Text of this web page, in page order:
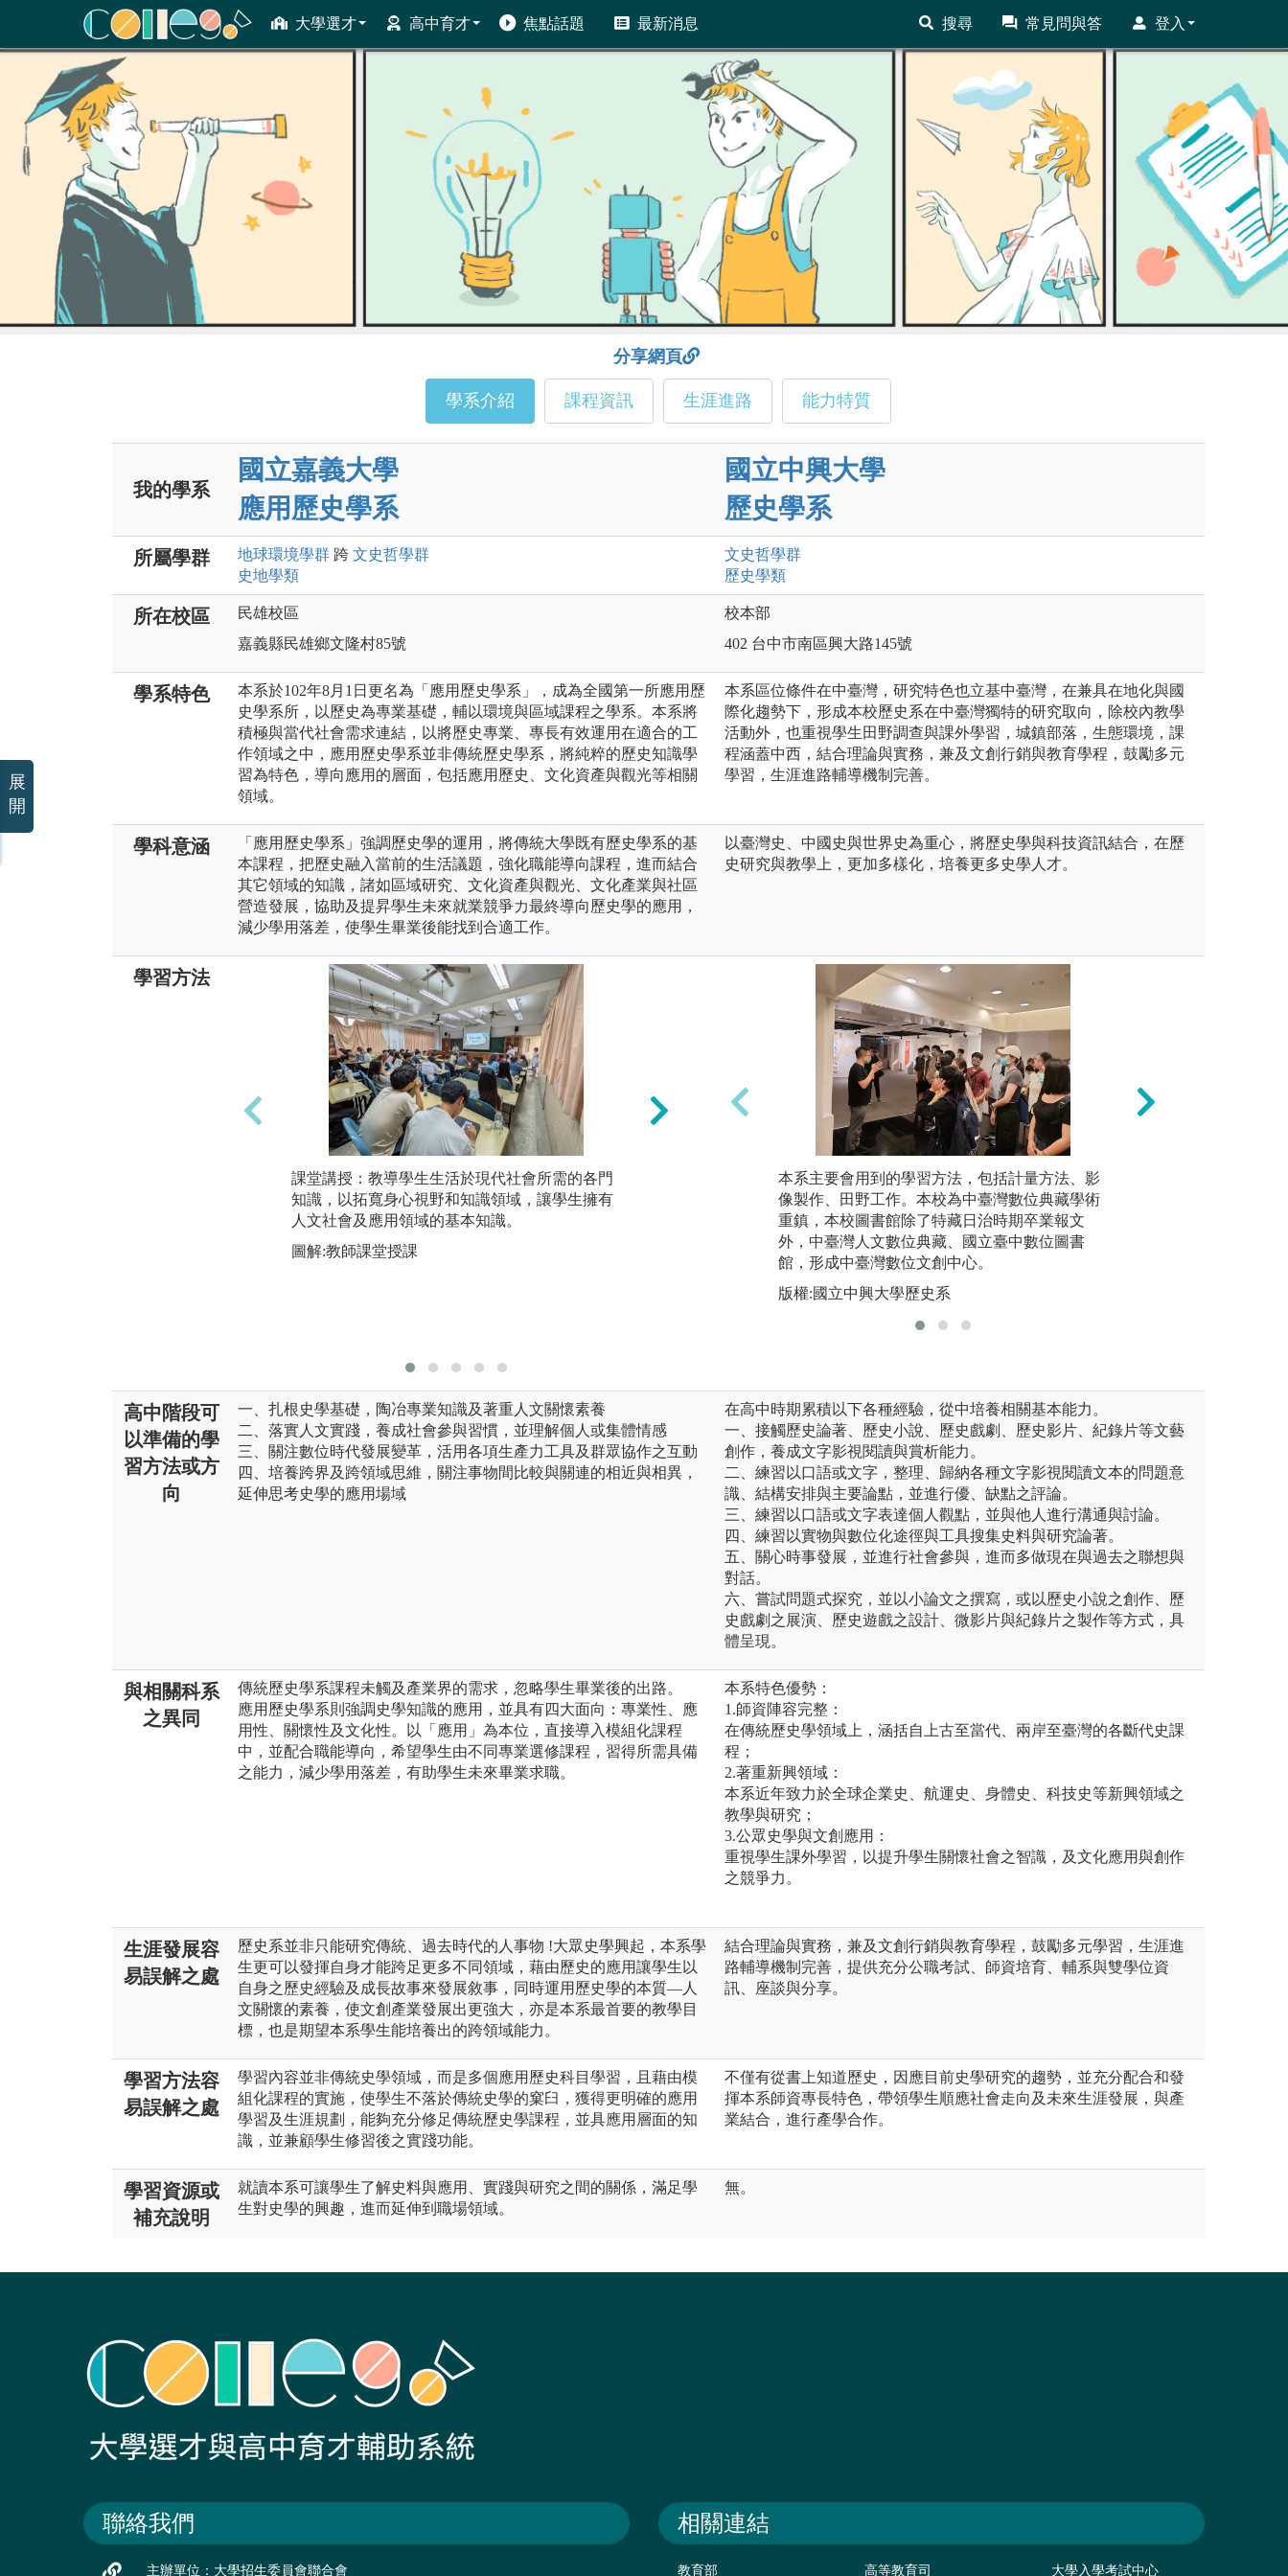
大學選才 高中育才 焦點話題 最新消息 搜尋 常見問與答 登入
ColleGo! 大學選才與高中育才輔助系統
分享網頁
學系介紹 課程資訊 生涯進路 能力特質
我的學系
國立嘉義大學
應用歷史學系
國立中興大學
歷史學系
所屬學群 地球環境學群 跨 文史哲學群
史地學類
文史哲學群
歷史學類
所在校區
民雄校區
嘉義縣民雄鄉文隆村85號
校本部
402 台中市南區興大路145號
學系特色
本系於102年8月1日更名為「應用歷史學系」，成為全國第一所應用歷
史學系所，以歷史為專業基礎，輔以環境與區域課程之學系。本系將
積極與當代社會需求連結，以將歷史專業、專長有效運用在適合的工
作領域之中，應用歷史學系並非傳統歷史學系，將純粹的歷史知識學
習為特色，導向應用的層面，包括應用歷史、文化資產與觀光等相關
領域。
本系區位條件在中臺灣，研究特色也立基中臺灣，在兼具在地化與國
際化趨勢下，形成本校歷史系在中臺灣獨特的研究取向，除校內教學
活動外，也重視學生田野調查與課外學習，城鎮部落，生態環境，課
程涵蓋中西，結合理論與實務，兼及文創行銷與教育學程，鼓勵多元
學習，生涯進路輔導機制完善。
學科意涵
「應用歷史學系」強調歷史學的運用，將傳統大學既有歷史學系的基
本課程，把歷史融入當前的生活議題，強化職能導向課程，進而結合
其它領域的知識，諸如區域研究、文化資產與觀光、文化產業與社區
營造發展，協助及提昇學生未來就業競爭力最終導向歷史學的應用，
減少學用落差，使學生畢業後能找到合適工作。
以臺灣史、中國史與世界史為重心，將歷史學與科技資訊結合，在歷
史研究與教學上，更加多樣化，培養更多史學人才。
學習方法
課堂講授：教導學生生活於現代社會所需的各門
知識，以拓寬身心視野和知識領域，讓學生擁有
人文社會及應用領域的基本知識。
圖解:教師課堂授課
野外實察：厚植基本的專業能力與人文素養，藉
由野外實察培養史學的基本能力及實踐工作，並
讓學生主動投入，具備田野調查能力。
圖解:環境生態學野外實察
本系主要會用到的學習方法，包括計量方法、影
像製作、田野工作。本校為中臺灣數位典藏學術
重鎮，本校圖書館除了特藏日治時期卒業報文
外，中臺灣人文數位典藏、國立臺中數位圖書
館，形成中臺灣數位文創中心。
版權:國立中興大學歷史系
高中階段可
以準備的學
習方法或方
向
一、扎根史學基礎，陶冶專業知識及著重人文關懷素養
二、落實人文實踐，養成社會參與習慣，並理解個人或集體情感
三、關注數位時代發展變革，活用各項生產力工具及群眾協作之互動
四、培養跨界及跨領域思維，關注事物間比較與關連的相近與相異，
延伸思考史學的應用場域
在高中時期累積以下各種經驗，從中培養相關基本能力。
一、接觸歷史論著、歷史小說、歷史戲劇、歷史影片、紀錄片等文藝
創作，養成文字影視閱讀與賞析能力。
二、練習以口語或文字，整理、歸納各種文字影視閱讀文本的問題意
識、結構安排與主要論點，並進行優、缺點之評論。
三、練習以口語或文字表達個人觀點，並與他人進行溝通與討論。
四、練習以實物與數位化途徑與工具搜集史料與研究論著。
五、關心時事發展，並進行社會參與，進而多做現在與過去之聯想與
對話。
六、嘗試問題式探究，並以小論文之撰寫，或以歷史小說之創作、歷
史戲劇之展演、歷史遊戲之設計、微影片與紀錄片之製作等方式，具
體呈現。
與相關科系
之異同
傳統歷史學系課程未觸及產業界的需求，忽略學生畢業後的出路。
應用歷史學系則強調史學知識的應用，並具有四大面向：專業性、應
用性、關懷性及文化性。以「應用」為本位，直接導入模組化課程
中，並配合職能導向，希望學生由不同專業選修課程，習得所需具備
之能力，減少學用落差，有助學生未來畢業求職。
本系特色優勢：
1.師資陣容完整：
在傳統歷史學領域上，涵括自上古至當代、兩岸至臺灣的各斷代史課
程；
2.著重新興領域：
本系近年致力於全球企業史、航運史、身體史、科技史等新興領域之
教學與研究；
3.公眾史學與文創應用：
重視學生課外學習，以提升學生關懷社會之智識，及文化應用與創作
之競爭力。
生涯發展容
易誤解之處
歷史系並非只能研究傳統、過去時代的人事物 !大眾史學興起，本系學
生更可以發揮自身才能跨足更多不同領域，藉由歷史的應用讓學生以
自身之歷史經驗及成長故事來發展敘事，同時運用歷史學的本質—人
文關懷的素養，使文創產業發展出更強大，亦是本系最首要的教學目
標，也是期望本系學生能培養出的跨領域能力。
結合理論與實務，兼及文創行銷與教育學程，鼓勵多元學習，生涯進
路輔導機制完善，提供充分公職考試、師資培育、輔系與雙學位資
訊、座談與分享。
學習方法容
易誤解之處
學習內容並非傳統史學領域，而是多個應用歷史科目學習，且藉由模
組化課程的實施，使學生不落於傳統史學的窠臼，獲得更明確的應用
學習及生涯規劃，能夠充分修足傳統歷史學課程，並具應用層面的知
識，並兼顧學生修習後之實踐功能。
不僅有從書上知道歷史，因應目前史學研究的趨勢，並充分配合和發
揮本系師資專長特色，帶領學生順應社會走向及未來生涯發展，與產
業結合，進行產學合作。
學習資源或
補充說明
就讀本系可讓學生了解史料與應用、實踐與研究之間的關係，滿足學
生對史學的興趣，進而延伸到職場領域。
無。
聯絡我們
主辦單位：大學招生委員會聯合會
相關連結
教育部 高等教育司 大學入學考試中心
展
開